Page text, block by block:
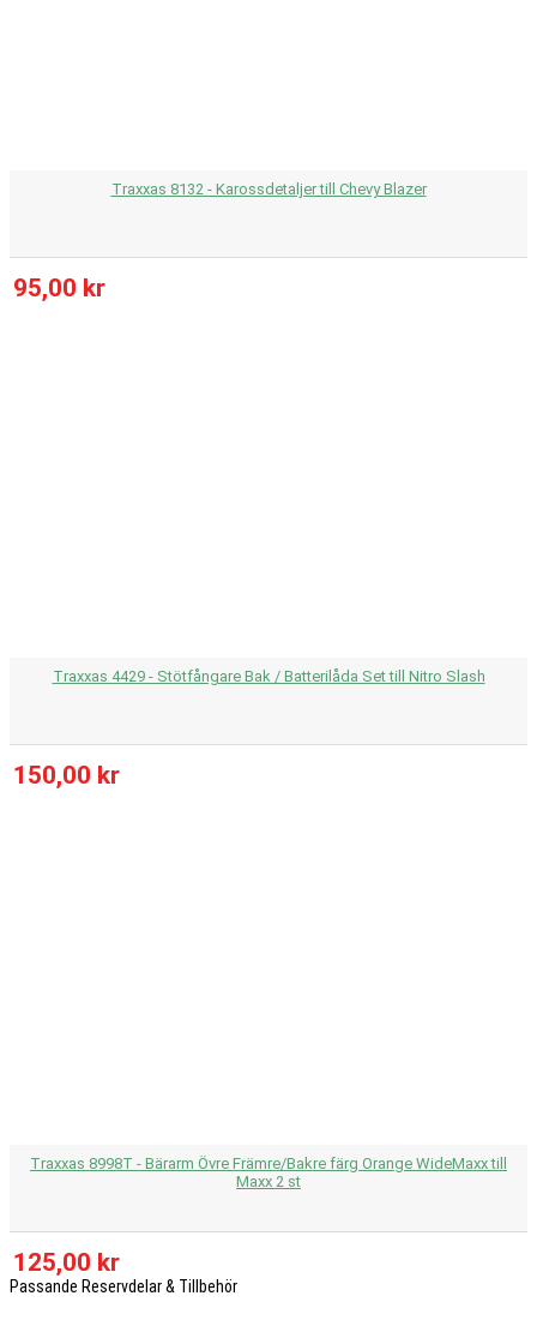
Traxxas 8132 - Karossdetaljer till Chevy Blazer
95,00 kr
Traxxas 4429 - Stötfångare Bak / Batterilåda Set till Nitro Slash
150,00 kr
Traxxas 8998T - Bärarm Övre Främre/Bakre färg Orange WideMaxx till
Maxx 2 st
125,00 kr
Passande Reservdelar & Tillbehör